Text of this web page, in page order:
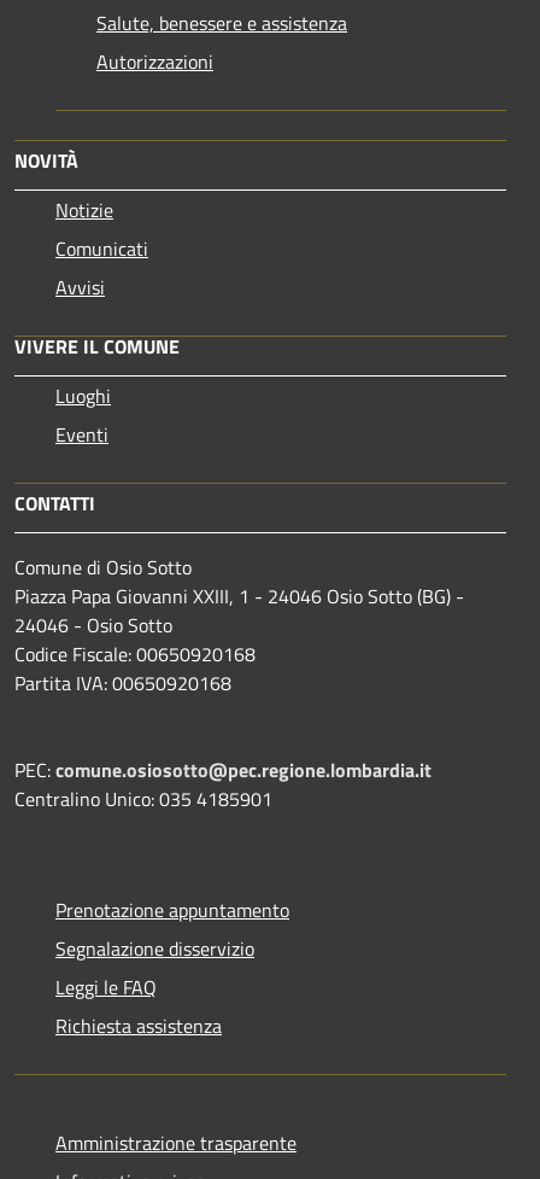
Salute, benessere e assistenza
Autorizzazioni
NOVITÀ
Notizie
Comunicati
Avvisi
VIVERE IL COMUNE
Luoghi
Eventi
CONTATTI
Comune di Osio Sotto
Piazza Papa Giovanni XXIII, 1 - 24046 Osio Sotto (BG) -
24046 - Osio Sotto
Codice Fiscale: 00650920168
Partita IVA: 00650920168
PEC:comune.osiosotto@pec.regione.lombardia.it
Centralino Unico: 035 4185901
Prenotazione appuntamento
Segnalazione disservizio
Leggi le FAQ
Richiesta assistenza
Amministrazione trasparente